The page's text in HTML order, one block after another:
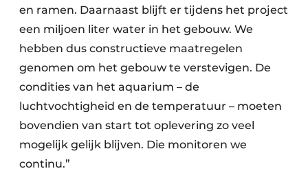
en ramen. Daarnaast blijft er tijdens het project
een miljoen liter water in het gebouw. We
hebben dus constructieve maatregelen
genomen om het gebouw te verstevigen. De
condities van het aquarium – de
luchtvochtigheid en de temperatuur – moeten
bovendien van start tot oplevering zo veel
mogelijk gelijk blijven. Die monitoren we
continu.”